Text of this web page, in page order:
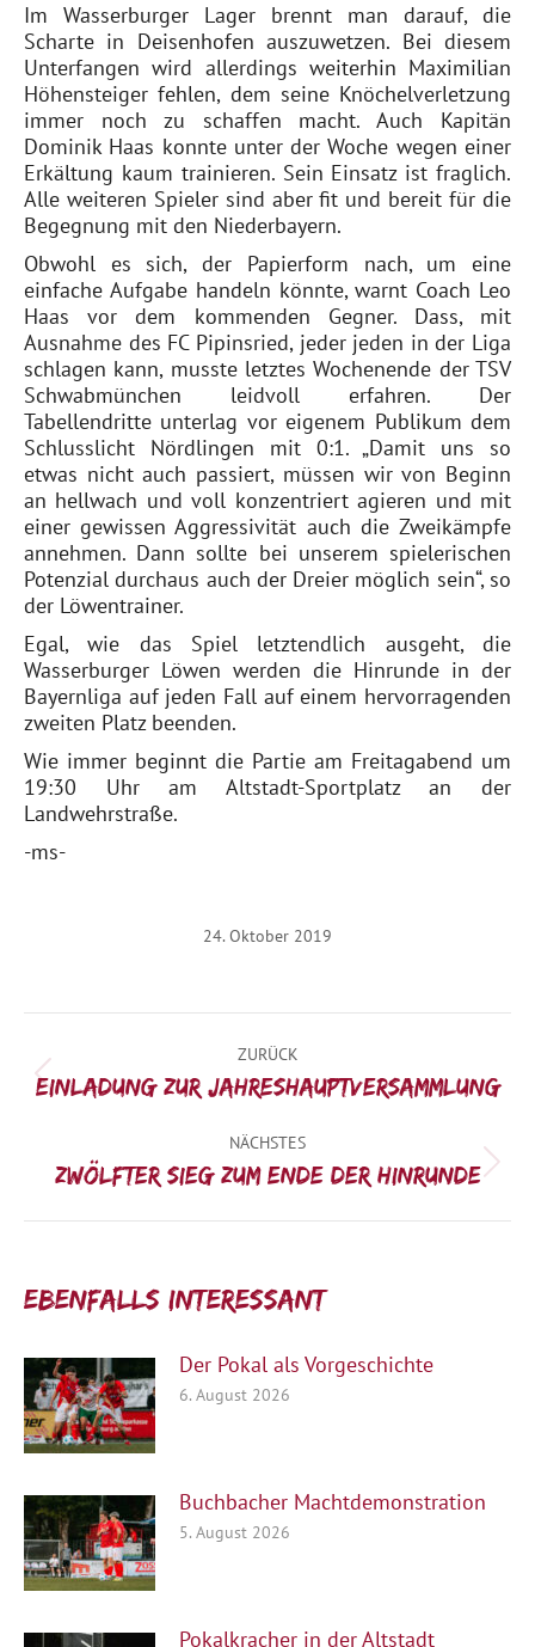
Im Wasserburger Lager brennt man darauf, die
Scharte in Deisenhofen auszuwetzen. Bei diesem
Unterfangen wird allerdings weiterhin Maximilian
Höhensteiger fehlen, dem seine Knöchelverletzung
immer noch zu schaffen macht. Auch Kapitän
Dominik Haas konnte unter der Woche wegen einer
Erkältung kaum trainieren. Sein Einsatz ist fraglich.
Alle weiteren Spieler sind aber fit und bereit für die
Begegnung mit den Niederbayern.
Obwohl es sich, der Papierform nach, um eine
einfache Aufgabe handeln könnte, warnt Coach Leo
Haas vor dem kommenden Gegner. Dass, mit
Ausnahme des FC Pipinsried, jeder jeden in der Liga
schlagen kann, musste letztes Wochenende der TSV
Schwabmünchen leidvoll erfahren. Der
Tabellendritte unterlag vor eigenem Publikum dem
Schlusslicht Nördlingen mit 0:1. „Damit uns so
etwas nicht auch passiert, müssen wir von Beginn
an hellwach und voll konzentriert agieren und mit
einer gewissen Aggressivität auch die Zweikämpfe
annehmen. Dann sollte bei unserem spielerischen
Potenzial durchaus auch der Dreier möglich sein“, so
der Löwentrainer.
Egal, wie das Spiel letztendlich ausgeht, die
Wasserburger Löwen werden die Hinrunde in der
Bayernliga auf jeden Fall auf einem hervorragenden
zweiten Platz beenden.
Wie immer beginnt die Partie am Freitagabend um
19:30 Uhr am Altstadt-Sportplatz an der
Landwehrstraße.
-ms-
24. Oktober 2019
ZURÜCK
Vorheriger
Einladung zur Jahreshauptversammlung
NÄCHSTES
Nächster
Zwölfter Sieg zum Ende der Hinrunde
Ebenfalls interessant:
Der Pokal als Vorgeschichte
6. August 2026
Buchbacher Machtdemonstration
5. August 2026
Pokalkracher in der Altstadt